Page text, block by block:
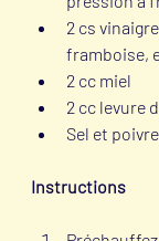
2 cs
framboise,
2 cc miel
2 cc levure
Sel et poivre
Instructions